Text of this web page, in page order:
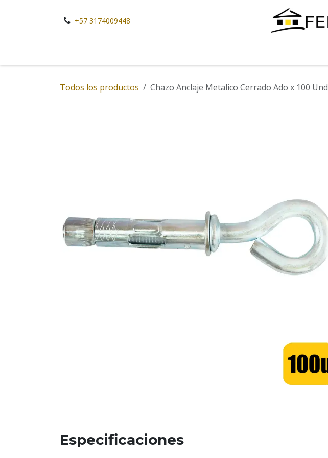
+57 3174009448
Todos los productos Chazo Anclaje Metalico Cerrado Ado x 100 Und
Especificaciones